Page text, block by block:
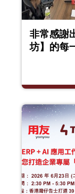
非常感謝
坊】的每